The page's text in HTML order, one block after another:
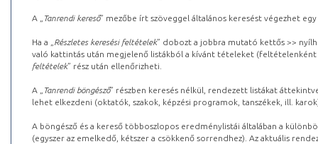
A „ Tanrendi kereső” mezőbe írt szöveggel általános keresést végezhet
Ha a „ Részletes keresési feltételek” dobozt a jobbra mutató kettős >>
való kattintás után megjelenő listákból a kívánt tételeket (feltételenként
feltételek” rész után ellenőrizheti.
A „ Tanrendi böngésző” részben keresés nélkül, rendezett listákat
lehet elkezdeni (oktatók, szakok, képzési programok, tanszékek, ill.
A böngésző és a kereső többoszlopos eredménylistái általában a
(egyszer az emelkedő, kétszer a csökkenő sorrendhez). Az aktuális